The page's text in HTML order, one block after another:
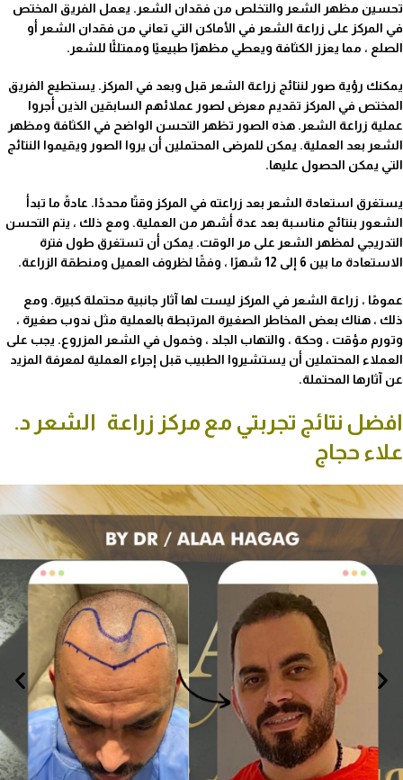
تحسين مظهر الشعر والتخلص من فقدان الشعر. يعمل الفريق المختص
في المركز على زراعة الشعر في الأماكن التي تعاني من فقدان الشعر أو
الصلع ، مما يعزز الكثافة ويعطي مظهرًا طبيعيًا وممتلئًا للشعر.
يمكنك رؤية صور لنتائج زراعة الشعر قبل وبعد في المركز. يستطيع الفريق
المختص في المركز تقديم معرض لصور عملائهم السابقين الذين أجروا
عملية زراعة الشعر. هذه الصور تظهر التحسن الواضح في الكثافة ومظهر
الشعر بعد العملية. يمكن للمرضى المحتملين أن يروا الصور ويقيموا النتائج
التي يمكن الحصول عليها.
يستغرق استعادة الشعر بعد زراعته في المركز وقتًا محددًا. عادةً ما تبدأ
الشعور بنتائج مناسبة بعد عدة أشهر من العملية. ومع ذلك ، يتم التحسن
التدريجي لمظهر الشعر على مر الوقت. يمكن أن تستغرق طول فترة
الاستعادة ما بين 6 إلى 12 شهرًا ، وفقًا لظروف العميل ومنطقة الزراعة.
عمومًا ، زراعة الشعر في المركز ليست لها آثار جانبية محتملة كبيرة. ومع
ذلك ، هناك بعض المخاطر الصغيرة المرتبطة بالعملية مثل ندوب صغيرة ،
وتورم مؤقت ، وحكة ، والتهاب الجلد ، وخمول في الشعر المزروع. يجب على
العملاء المحتملين أن يستشيروا الطبيب قبل إجراء العملية لمعرفة المزيد
عن آثارها المحتملة.
افضل نتائج تجربتي مع مركز زراعة الشعر د.
علاء حجاج